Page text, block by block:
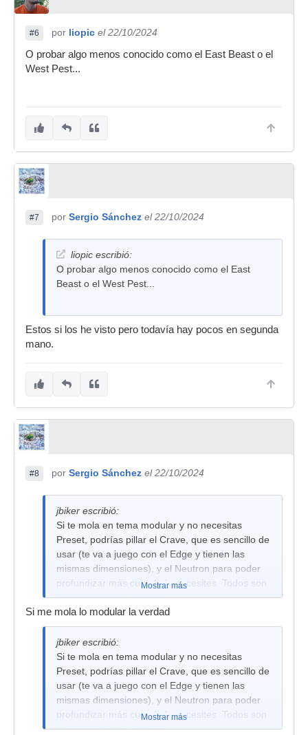
#6 por liopic el 22/10/2024
O probar algo menos conocido como el East Beast o el
West Pest...
#7 por Sergio Sánchez el 22/10/2024
liopic escribió:
O probar algo menos conocido como el East
Beast o el West Pest...
Estos si los he visto pero todavía hay pocos en segunda
mano.
#8 por Sergio Sánchez el 22/10/2024
jbiker escribió:
Si te mola en tema modular y no necesitas
Preset, podrías pillar el Crave, que es sencillo de
usar (te va a juego con el Edge y tienen las
mismas dimensiones), y el Neutron para poder
profundizar más cuando lo necesites. Todos son
interconectables entre sí.
Presupuesto de los dos (de segunda mano pero
Eso sí, tendrás que hacerte también de tu típico
juego de cables de patcheo de distintas
longitudes: ponle 6 unidades de 60 cm. (para
mandar de un sinte a otro) y 10 unidades de 20-
30 cm.(para para interconectar dentro del mismo
sinte)
Mostrar más
Si me mola lo modular la verdad
jbiker escribió:
Si te mola en tema modular y no necesitas
Preset, podrías pillar el Crave, que es sencillo de
usar (te va a juego con el Edge y tienen las
mismas dimensiones), y el Neutron para poder
profundizar más cuando lo necesites. Todos son
interconectables entre sí.
Mostrar más